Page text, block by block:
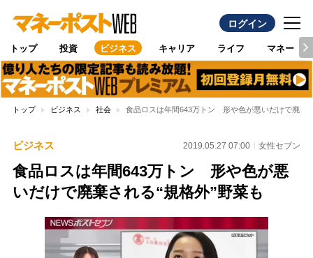
ログイン
トップ 投資 ビジネス キャリア ライフ マネー
トップ ビジネス 社会 食品ロスは年間643万トン 形や色が悪いだけで廃棄
ビジネス 2019.05.27 07:00 女性セブン
食品ロスは年間643万トン 形や色が悪
いだけで廃棄される“規格外”野菜も